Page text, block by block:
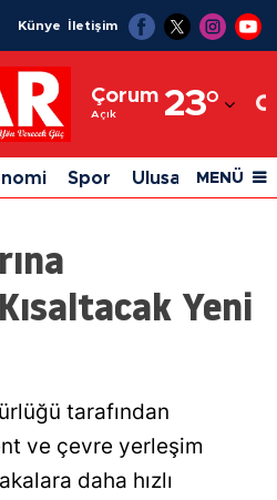
Künye İletişim
Çorum
Açık 23°
Adıyaman
Afyonkarahisar
Ağrı
Ankara
Balıkesir
Spor Ulusal Siyaset
MENÜ
Yeni
tarafından
ve çevre yerleşim
daha hızlı